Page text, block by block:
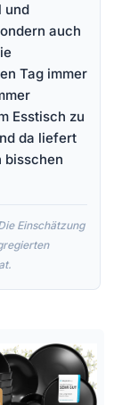
und
auch
Tag immer
Esstisch zu
da liefert
bisschen
Einschätzung